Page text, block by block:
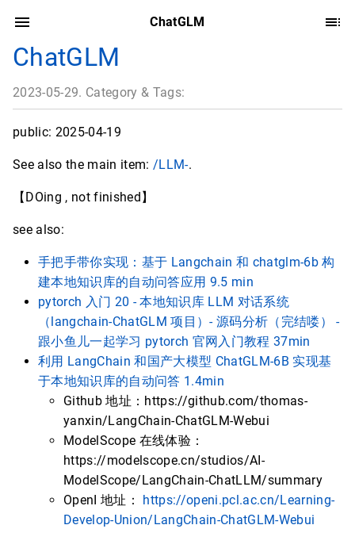
ChatGLM
ChatGLM
2023-05-29. Category & Tags:
public: 2025-04-19
See also the main item: /LLM-.
【DOing , not finished】
see also:
手把手带你实现：基于 Langchain 和 chatglm-6b 构
建本地知识库的自动问答应用 9.5 min
pytorch 入门 20 - 本地知识库 LLM 对话系统
（langchain-ChatGLM 项目）- 源码分析（完结喽） -
跟小鱼儿一起学习 pytorch 官网入门教程 37min
利用 LangChain 和国产大模型 ChatGLM-6B 实现基
于本地知识库的自动问答 1.4min
Github 地址：https://github.com/thomas-
yanxin/LangChain-ChatGLM-Webui
ModelScope 在线体验：
https://modelscope.cn/studios/AI-
ModelScope/LangChain-ChatLLM/summary
OpenI 地址： https://openi.pcl.ac.cn/Learning-
Develop-Union/LangChain-ChatGLM-Webui